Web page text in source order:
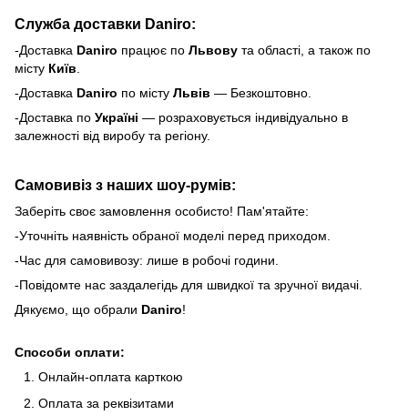
Служба доставки Daniro:
-Доставка Daniro працює по Львову та області, а також по
місту Київ.
-Доставка Daniro по місту Львів — Безкоштовно.
-Доставка по Україні — розраховується індивідуально в
залежності від виробу та регіону.
Самовивіз з наших шоу-румів:
Заберіть своє замовлення особисто! Пам'ятайте:
-Уточніть наявність обраної моделі перед приходом.
-Час для самовивозу: лише в робочі години.
-Повідомте нас заздалегідь для швидкої та зручної видачі.
Дякуємо, що обрали Daniro!
Способи оплати:
Онлайн-оплата карткою
Оплата за реквізитами